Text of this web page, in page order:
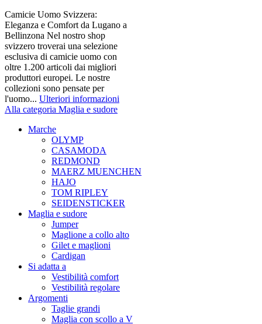
Camicie Uomo Svizzera:
Eleganza e Comfort da Lugano a
Bellinzona Nel nostro shop
svizzero troverai una selezione
esclusiva di camicie uomo con
oltre 1.200 articoli dai migliori
produttori europei. Le nostre
collezioni sono pensate per
l'uomo... Ulteriori informazioni
Alla categoria Maglia e sudore
Marche
OLYMP
CASAMODA
REDMOND
MAERZ MUENCHEN
HAJO
TOM RIPLEY
SEIDENSTICKER
Maglia e sudore
Jumper
Maglione a collo alto
Gilet e maglioni
Cardigan
Si adatta a
Vestibilità comfort
Vestibilità regolare
Argomenti
Taglie grandi
Maglia con scollo a V